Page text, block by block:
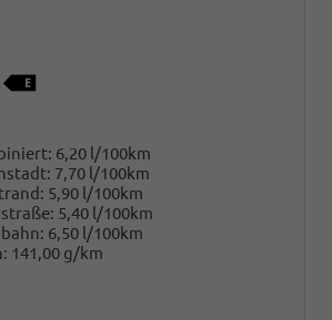
6,20 l/100km
7,70 l/100km
5,90 l/100km
5,40 l/100km
6,50 l/100km
141,00 g/km